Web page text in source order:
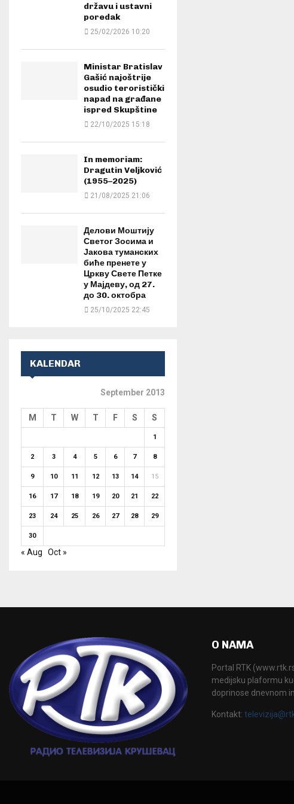
državu i ustavni
poredak
25/02/2026 10:20
Ministar Bratislav
Gašić najoštrije
osudio teroristički
napad na građane
ispred Skupštine
22/10/2025 15:18
In memoriam:
Dragutin Veljković
(1955–2025)
21/08/2025 21:06
Делови Моштију
Светог Зосима и
Јакова туманских
биће пренете у
Цркву Свете Петке
у Мајдеву, од 27.
до 30. октобра
25/10/2025 22:45
KALENDAR
September 2013
M T W T F S S
1
2 3 4 5 6 7 8
9 10 11 12 13 14 15
16 17 18 19 20 21 22
23 24 25 26 27 28 29
30
« Aug Oct »
O NAMA
Portal RTK
medijsku plaformu
doprinose dnevnom
Kontakt: